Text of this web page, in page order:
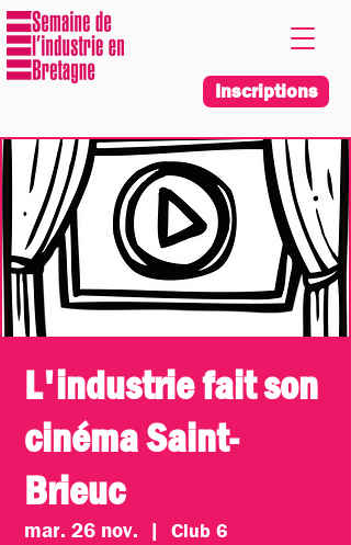
Inscriptions
L'industrie fait son
cinéma Saint-
Brieuc
mar. 26 nov.
  |
Club 6